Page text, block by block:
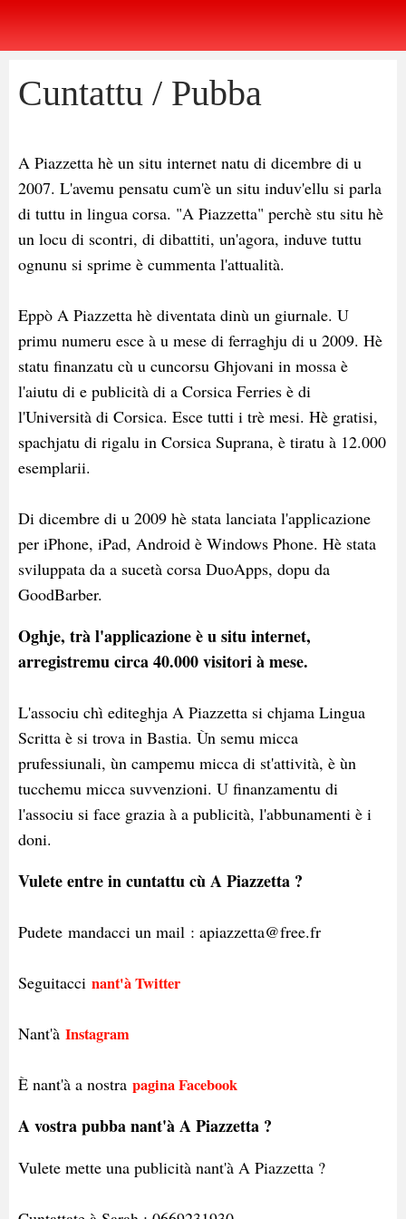
Cuntattu / Pubba
A Piazzetta hè un situ internet natu di dicembre di u
2007. L'avemu pensatu cum'è un situ induv'ellu si parla
di tuttu in lingua corsa. "A Piazzetta" perchè stu situ hè
un locu di scontri, di dibattiti, un'agora, induve tuttu
ognunu si sprime è cummenta l'attualità.
Eppò A Piazzetta hè diventata dinù un giurnale. U
primu numeru esce à u mese di ferraghju di u 2009. Hè
statu finanzatu cù u cuncorsu Ghjovani in mossa è
l'aiutu di e publicità di a Corsica Ferries è di
l'Università di Corsica. Esce tutti i trè mesi. Hè gratisi,
spachjatu di rigalu in Corsica Suprana, è tiratu à 12.000
esemplarii.
Di dicembre di u 2009 hè stata lanciata l'applicazione
per iPhone, iPad, Android è Windows Phone. Hè stata
sviluppata da a sucetà corsa DuoApps, dopu da
GoodBarber.
Oghje, trà l'applicazione è u situ internet,
arregistremu circa 40.000 visitori à mese.
L'associu chì editeghja A Piazzetta si chjama Lingua
Scritta è si trova in Bastia. Ùn semu micca
prufessiunali, ùn campemu micca di st'attività, è ùn
tucchemu micca suvvenzioni. U finanzamentu di
l'associu si face grazia à a publicità, l'abbunamenti è i
doni.
Vulete entre in cuntattu cù A Piazzetta ?
Pudete mandacci un mail : apiazzetta@free.fr
Seguitacci nant'à Twitter
Nant'à Instagram
È nant'à a nostra pagina Facebook
A vostra pubba nant'à A Piazzetta ?
Vulete mette una publicità nant'à A Piazzetta ?